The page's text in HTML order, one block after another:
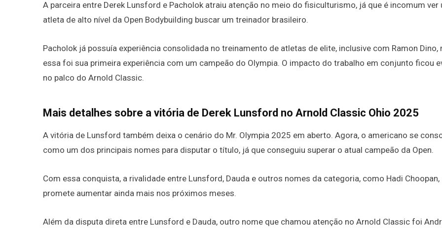
A parceira entre Derek Lunsford e Pacholok atraiu atenção no meio do fisiculturismo, já que é incomum ver
atleta de alto nível da Open Bodybuilding buscar um treinador brasileiro.
Pacholok já possuía experiência consolidada no treinamento de atletas de elite, inclusive com Ramon Dino,
essa foi sua primeira experiência com um campeão do Olympia. O impacto do trabalho em conjunto ficou
no palco do Arnold Classic.
Mais detalhes sobre a vitória de Derek Lunsford no Arnold Classic Ohio 2025
A vitória de Lunsford também deixa o cenário do Mr. Olympia 2025 em aberto. Agora, o americano se
como um dos principais nomes para disputar o título, já que conseguiu superar o atual campeão da Open.
Com essa conquista, a rivalidade entre Lunsford, Dauda e outros nomes da categoria, como Hadi Choopan,
promete aumentar ainda mais nos próximos meses.
Além da disputa direta entre Lunsford e Dauda, outro nome que chamou atenção no Arnold Classic foi